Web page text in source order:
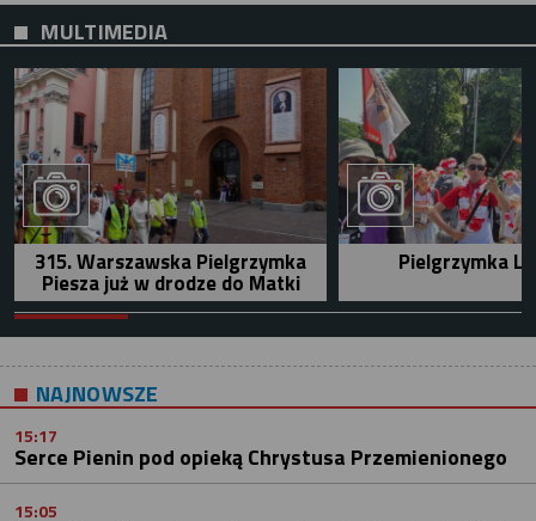
MULTIMEDIA
315. Warszawska Pielgrzymka
Piesza już w drodze do Matki
Pielgrzymka
NAJNOWSZE
15:17
Serce Pienin pod opieką Chrystusa Przemienionego
15:05